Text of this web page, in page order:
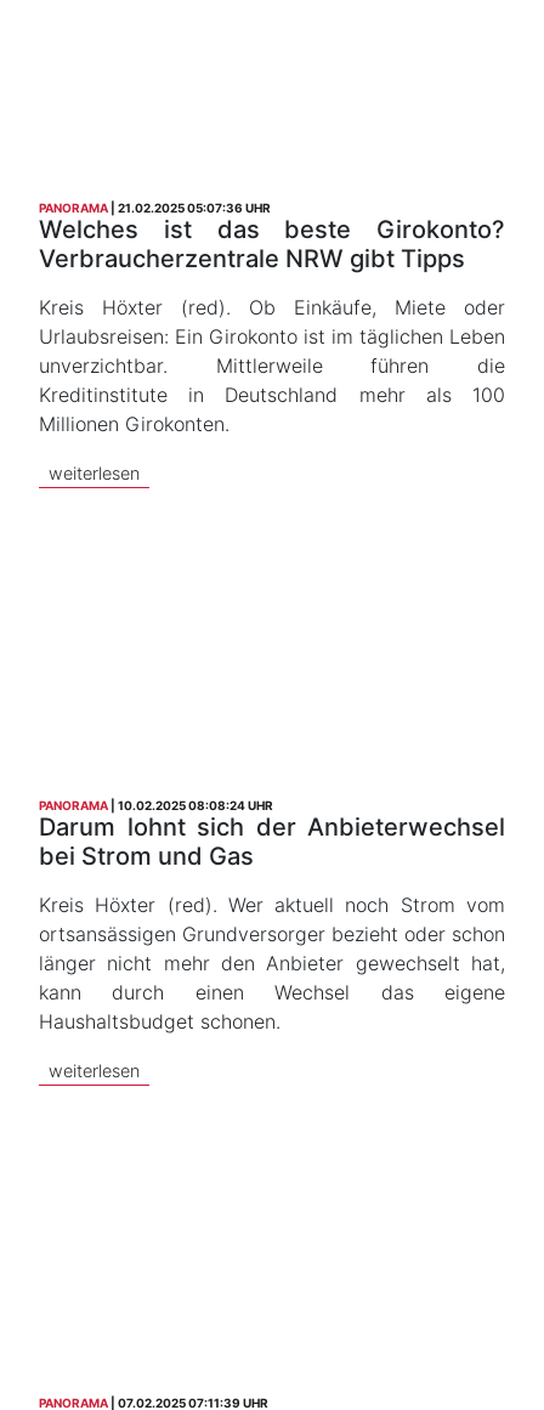
PANORAMA 21.02.2025 05:07:36 UHR
Welches ist das beste Girokonto?
Verbraucherzentrale NRW gibt Tipps
Kreis Höxter (red). Ob Einkäufe, Miete oder
Urlaubsreisen: Ein Girokonto ist im täglichen Leben
unverzichtbar. Mittlerweile führen die
Kreditinstitute in Deutschland mehr als 100
Millionen Girokonten.
weiterlesen
PANORAMA 10.02.2025 08:08:24 UHR
Darum lohnt sich der Anbieterwechsel
bei Strom und Gas
Kreis Höxter (red). Wer aktuell noch Strom vom
ortsansässigen Grundversorger bezieht oder schon
länger nicht mehr den Anbieter gewechselt hat,
kann durch einen Wechsel das eigene
Haushaltsbudget schonen.
weiterlesen
PANORAMA 07.02.2025 07:11:39 UHR